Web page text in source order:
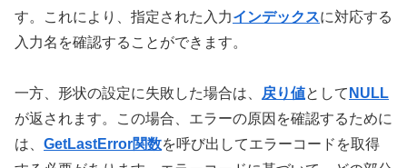
す。これにより、指定された入力インデックスに対応する
入力名を確認することができます。
一方、形状の設定に失敗した場合は、 戻り値として NULL
が返されます。この場合、エラーの原因を確認するために
は、 GetLastError関数を呼び出してエラーコードを取得